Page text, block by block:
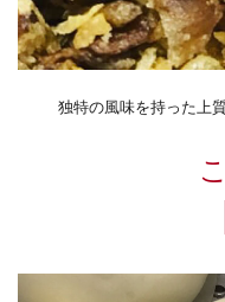
独特の風味を持った上